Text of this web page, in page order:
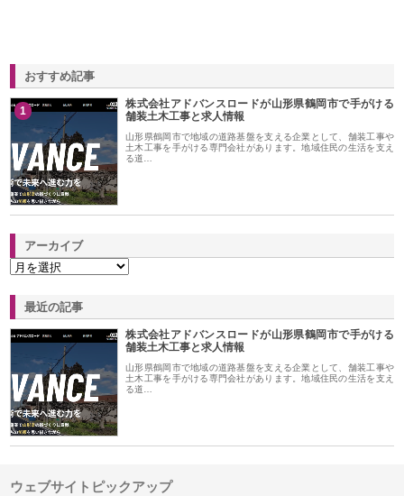
おすすめ記事
1
株式会社アドバンスロードが山形県鶴岡市で手がける
舗装土木工事と求人情報
山形県鶴岡市で地域の道路基盤を支える企業として、舗装工事や
土木工事を手がける専門会社があります。地域住民の生活を支え
る道…
アーカイブ
最近の記事
株式会社アドバンスロードが山形県鶴岡市で手がける
舗装土木工事と求人情報
山形県鶴岡市で地域の道路基盤を支える企業として、舗装工事や
土木工事を手がける専門会社があります。地域住民の生活を支え
る道…
ウェブサイトピックアップ